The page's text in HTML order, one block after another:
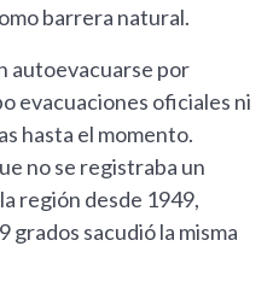
barrera natural.
autoevacuarse por
evacuaciones oficiales ni
hasta el momento.
no se registraba un
región desde 1949,
sacudió la misma